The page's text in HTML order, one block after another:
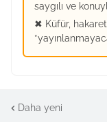
saygılı ve
✖ Küfür,
Daha yeni